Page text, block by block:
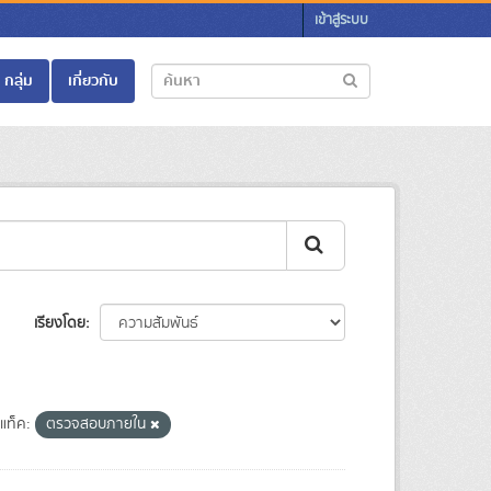
เข้าสู่ระบบ
กลุ่ม เกี่ยวกับ
เรียงโดย
แท็ค: ตรวจสอบภายใน